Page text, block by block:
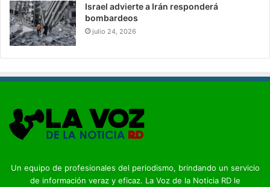
Israel advierte a Irán responderá
bombardeos
julio 24, 2026
Un equipo de profesionales del periodismo, brindando un servicio
de información veraz y eficaz. La Voz de la Noticia RD le